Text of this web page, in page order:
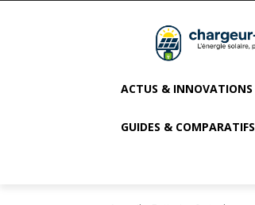
ACTUS & INNOVATIONS
GUIDES & COMPARATIFS